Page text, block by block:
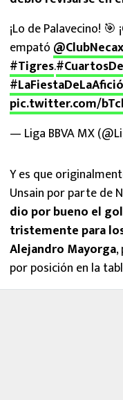
¡Lo de Palavecino!
empató
#Tigres.
pic.twitter.com/
— Liga BBVA MX
Y es que
Unsain por parte de
dio por bueno el
tristemente para
Alejandro Mayorga,
por posición en la